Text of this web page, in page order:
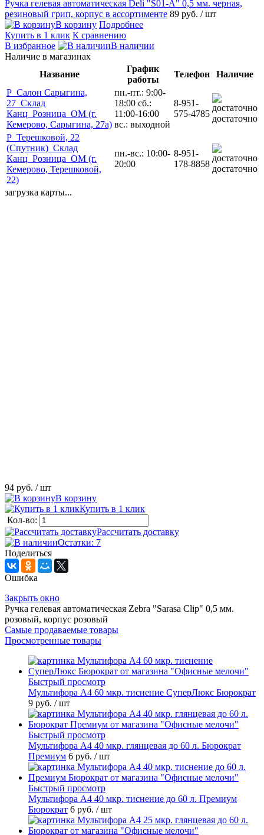
Ручка гелевая автоматическая Deli "S01-A" 0,5 мм. черная,
резиновый грип, корпус в ассортименте 89 руб. / шт
В корзину Подробнее
Купить в 1 клик К сравнению
В избранное
В наличии
Наличие в магазинах
Название
График
работы
Телефон
Наличие
Р_Салон Сарыгина,
27_Склад
Канц_Розница_ОМ (г.
Кемерово, Сарыгина, 27а)
пн.-пт.: 9:00-
18:00 сб.:
11:00-16:00
вс.: выходной
8-951-
575-4785 достаточно
Р_Терешковой, 22
(Спутник)_Склад
Канц_Розница_ОМ (г.
Кемерово, Терешковой,
22)
пн.-вс.: 10:00-
20:00
8-951-
178-8858 достаточно
загрузка карты...
94 руб. / шт
В корзину
Купить в 1 клик
Кол-во:
Рассчитать доставку
Остатки: 7
Поделиться
Ошибка
Закрыть окно
Ручка гелевая автоматическая Zebra "Sarasa Clip" 0,5 мм.
розовый, корпус розовый
Самые продаваемые товары
Просмотренные товары
Быстрый просмотр
Мультифора А4 60 мкр. тиснение СуперЛюкс Бюрократ
9 руб. / шт
Быстрый просмотр
Мультифора А4 40 мкр. глянцевая до 60 л. Бюрократ
Премиум 6 руб. / шт
Быстрый просмотр
Мультифора А4 40 мкр. тиснение до 60 л. Премиум
Бюрократ 6 руб. / шт